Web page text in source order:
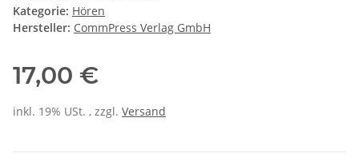
Kategorie: Hören
Hersteller: CommPress Verlag GmbH
17,00 €
inkl. 19% USt. , zzgl. Versand